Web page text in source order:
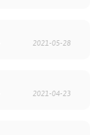
2021-05-28
2021-04-23